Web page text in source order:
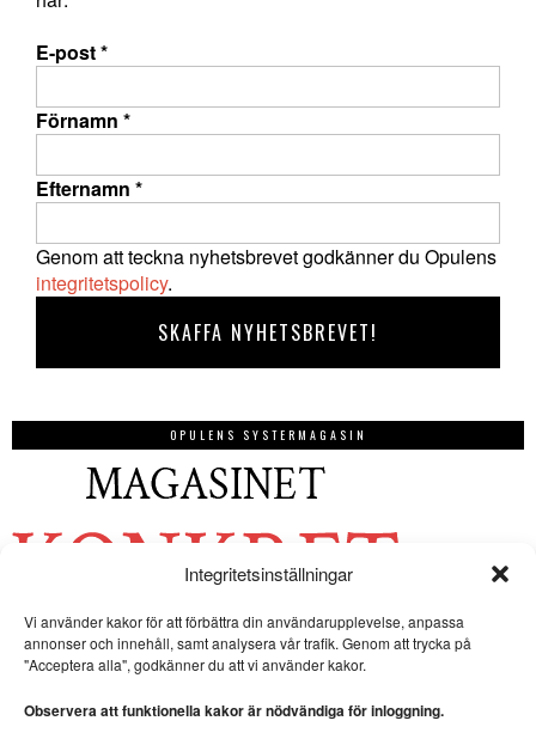
Integritetsinställningar
Vi använder kakor för att förbättra din användarupplevelse, anpassa
annonser och innehåll, samt analysera vår trafik. Genom att trycka på
"Acceptera alla", godkänner du att vi använder kakor.
Observera att funktionella kakor är nödvändiga för inloggning.
E-post*
Förnamn *
Efternamn *
Genom att teckna nyhetsbrevet godkänner du Opulens
integritetspolicy.
OPULENS SYSTERMAGASIN